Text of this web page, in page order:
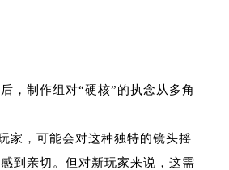
，制作组对“硬核”的执念从多角
家，可能会对这种独特的镜头摇
到亲切。但对新玩家来说，这需